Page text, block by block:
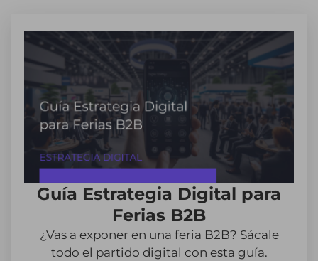
Guía Estrategia Digital para
Ferias B2B
¿Vas a exponer en una feria B2B? Sácale
todo el partido digital con esta guía.